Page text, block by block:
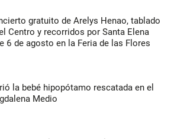
gratuito de Arelys Henao, tablado
Centro y recorridos por Santa Elena
6 de agosto en la Feria de las Flores
la bebé hipopótamo rescatada en el
Medio